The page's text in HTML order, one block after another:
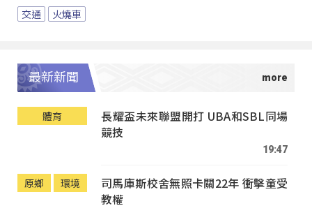
交通 火燒車
最新新聞
體育
長耀盃未來聯盟開打 UBA和SBL同場
競技
19:47
原鄉 環境
司馬庫斯校舍無照卡關22年 衝擊童受
教權